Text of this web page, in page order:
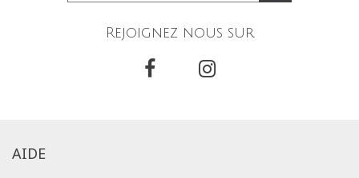
Rejoignez nous sur
AIDE